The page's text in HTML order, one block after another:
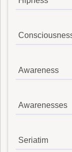
Awareness
Awarenesses
Seriatim